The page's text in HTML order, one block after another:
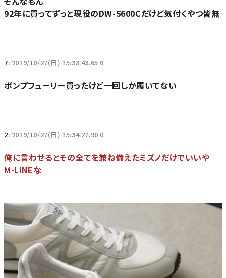
92年に買ってずっと現役のDW-5600Cだけど気付くやつ皆無
7: 2019/10/27(日) 15:38:43.65 0
ポンプフューリー買ったけど一回しか履いてない
2: 2019/10/27(日) 15:34:27.90 0
俺に言わせるとその全てを兼ね備えたミズノだけでいいや
M-LINEな